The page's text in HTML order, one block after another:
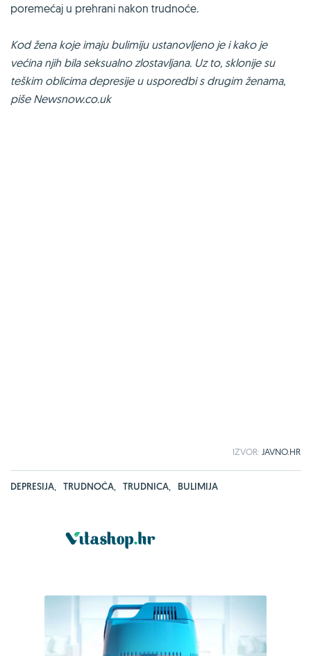
poremećaj u prehrani nakon trudnoće.
Kod žena koje imaju bulimiju ustanovljeno je i kako je
većina njih bila seksualno zlostavljana. Uz to, sklonije su
teškim oblicima depresije u usporedbi s drugim ženama,
piše Newsnow.co.uk
IZVOR: JAVNO.HR
DEPRESIJA, TRUDNOĆA, TRUDNICA, BULIMIJA